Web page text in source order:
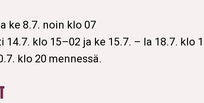
ke 8.7. noin klo 07
14.7. klo 15–02 ja ke 15.7. – la 18.7. klo
klo 20 mennessä.